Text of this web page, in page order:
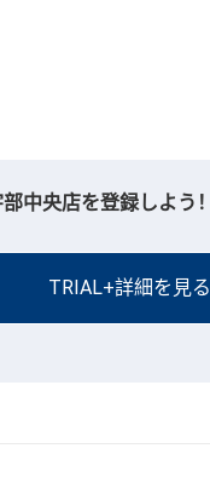
中央店を登録しよう！
TRIAL+詳細を見る